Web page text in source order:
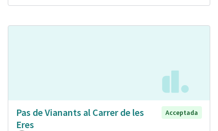
Pas de Vianants al Carrer de les
Eres
Acceptada